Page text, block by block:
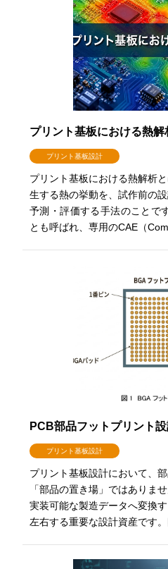
プリント基板における熱解
プリント基板設計
プリント基板における熱解析
生する熱の挙動を、試作前の
予測・評価する手法のことで
とも呼ばれ、専用のCAE（
PCB部品フットプリント
プリント基板設計
プリント基板設計において、
「部品の置き場」ではありま
実装可能な製造データへ変換
左右する重要な設計資産です